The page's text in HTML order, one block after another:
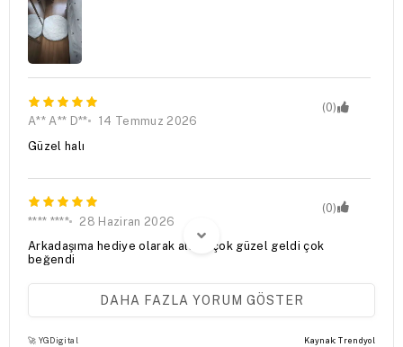
(0)
A** A** D**
14 Temmuz 2026
Güzel halı
(0)
**** ****
28 Haziran 2026
Arkadaşıma hediye olarak aldım çok güzel geldi çok
beğendi
(0)
**** ****
DAHA FAZLA YORUM GÖSTER
🚀 YGDigital Kaynak: Trendyol